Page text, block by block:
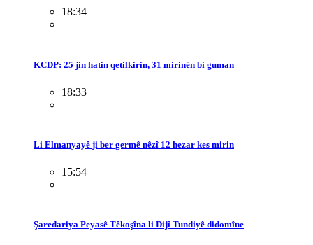
18:34
KCDP: 25 jin hatin qetilkirin, 31 mirinên bi guman
18:33
Li Elmanyayê ji ber germê nêzî 12 hezar kes mirin
15:54
Şaredariya Peyasê Têkoşîna li Dijî Tundiyê didomîne